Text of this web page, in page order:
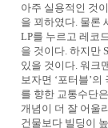
아주 실용적인 것
을 꾀하였다. 물론
LP를 누르고 레코
을 것이다. 하지만
있을 것이다. 워크
보자면 ‘포터블’
를 향한 교통수단
개념이 더 잘 어울
건물보다 빌딩이